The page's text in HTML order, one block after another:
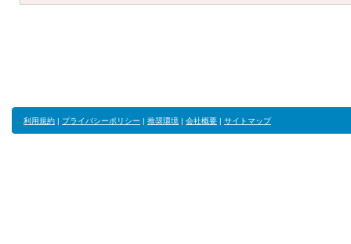
利用規約 | プライバシーポリシー | 推奨環境 | 会社概要 | サイトマップ